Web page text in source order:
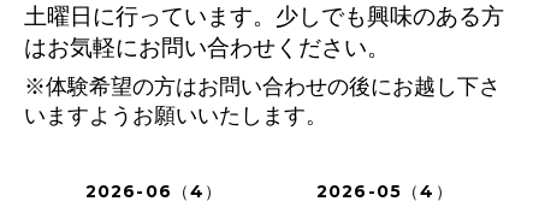
土曜日に行っています。少しでも興味のある方
はお気軽にお問い合わせください。
※体験希望の方はお問い合わせの後にお越し下さ
いますようお願いいたします。
2026-06（4）
2026-05（4）